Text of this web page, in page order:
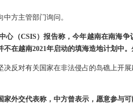
方主管部门询问。
心（CSIS）报告称，今年越南在南海争
在越南2021年启动的填海造地计划中
反对有关国家在非法侵占的岛礁上开
外交代表称，中方曾表示，愿意参与可